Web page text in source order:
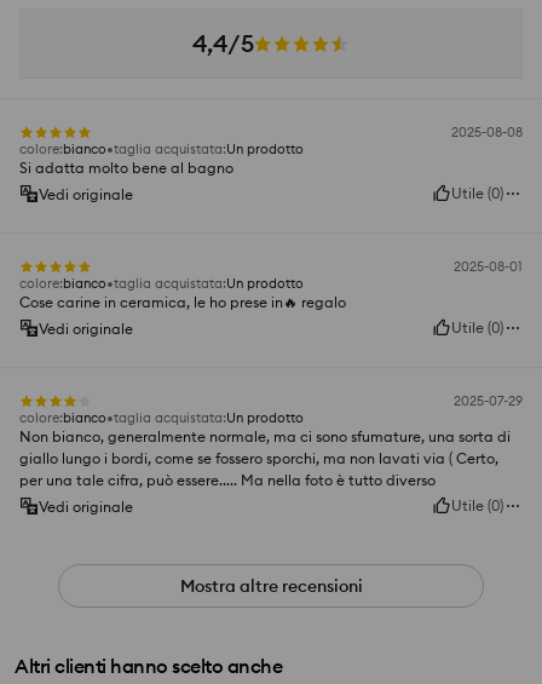
4,4/5
2025-08-08
colore:bianco taglia acquistata:Un prodotto
Si adatta molto bene al bagno
Vedi originale
Utile (0)
2025-08-01
colore:bianco taglia acquistata:Un prodotto
Cose carine in ceramica, le ho prese in🔥 regalo
Vedi originale
Utile (0)
2025-07-29
colore:bianco taglia acquistata:Un prodotto
Non bianco, generalmente normale, ma ci sono sfumature, una sorta di
giallo lungo i bordi, come se fossero sporchi, ma non lavati via ( Certo,
per una tale cifra, può essere..... Ma nella foto è tutto diverso
Vedi originale
Utile (0)
Mostra altre recensioni
Altri clienti hanno scelto anche